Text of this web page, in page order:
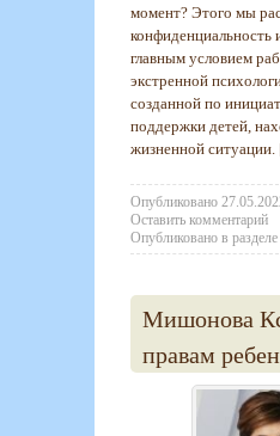
момент? Этого мы
конфиденциальность
главным условием
экстренной
созданной по
поддержки детей,
жизненной
Опубликовано
Оставить комментарий
Опубликовано в разделе
Мишонова
правам